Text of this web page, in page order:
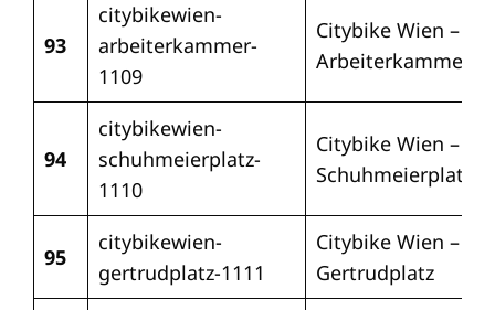
93
citybikewien-
arbeiterkammer-
1109
Citybike Wien –
Arbeiterkammer
94
citybikewien-
schuhmeierplatz-
1110
Citybike Wien –
Schuhmeierplatz
95
citybikewien-
gertrudplatz-1111
Citybike Wien –
Gertrudplatz